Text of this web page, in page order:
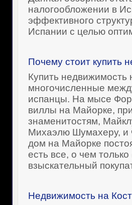
налогообложении в
эффективного
Испании с целью
Почему стоит купить
Купить недвижимость
многочисленные
испанцы. На мысе
виллы на Майорке,
знаменитостям,
Михаэлю Шумахеру, и
дом на Майорке
есть все, о чем
взыскательный
Недвижимость на